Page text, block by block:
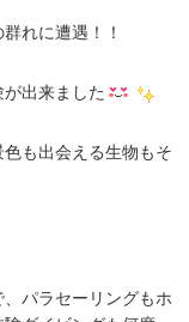
れに遭遇！！
出来ました
も出会える生物もそ
パラセーリングもホ